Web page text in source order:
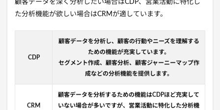
顧客データを深く分析したい場合はCDP、営業活動に特化し
た分析機能が欲しい場合はCRMが適しています。
CDP
顧客データを分析し、顧客の行動やニーズを理解する
ための機能が充実しています。
セグメント作成、顧客分析、顧客ジャーニーマップ作
成などの分析機能を提供します。
CRM
顧客データを分析するための機能はCDPほど充実して
いない場合が多いですが、営業活動に特化した分析機